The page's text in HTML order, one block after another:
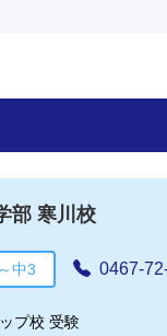
部 寒川校
中3 0467-
プ校 受験